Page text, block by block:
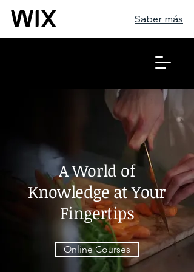
Saber más